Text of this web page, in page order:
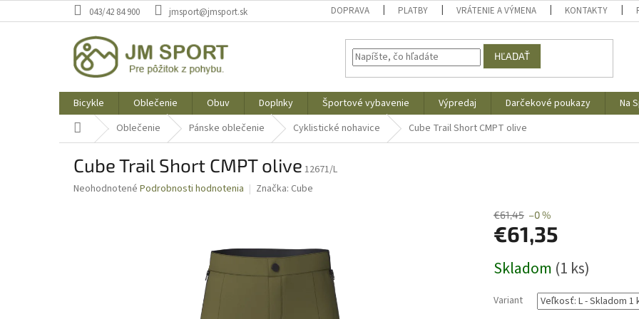
na
043/42 84 900 jmsport@jmsport.sk DOPRAVA PLATBY VRÁTENIE A VÝMENA KONTAKTY
HĽADAŤ
Bicykle Oblečenie Obuv Doplnky Športové vybavenie Výpredaj Darčekové poukazy Na
Domov Oblečenie Pánske oblečenie Cyklistické nohavice Cube Trail Short CMPT olive
Cube Trail Short CMPT olive 12671/L
Priemerné
Neohodnotené Podrobnosti hodnotenia Značka: Cube
€61,45 –0 %
€61,35
cena:
Skladom (1 ks)
Variant